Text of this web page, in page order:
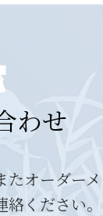
わせ
オーダー
絡ください